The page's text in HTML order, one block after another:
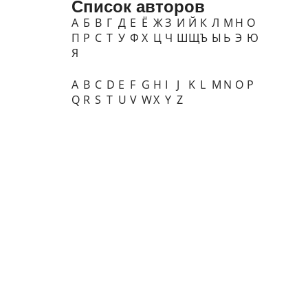
Список авторов
А Б В Г Д Е Ё ЖЗ И Й К Л М Н О
П Р С Т У Ф Х Ц Ч ШЩЪ Ы Ь Э Ю
Я
A B C D E F G H I J K L M N O P
Q R S T U V WX Y Z